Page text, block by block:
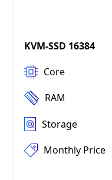
KVM-SSD 16384
Core
RAM
Storage
Monthly Price